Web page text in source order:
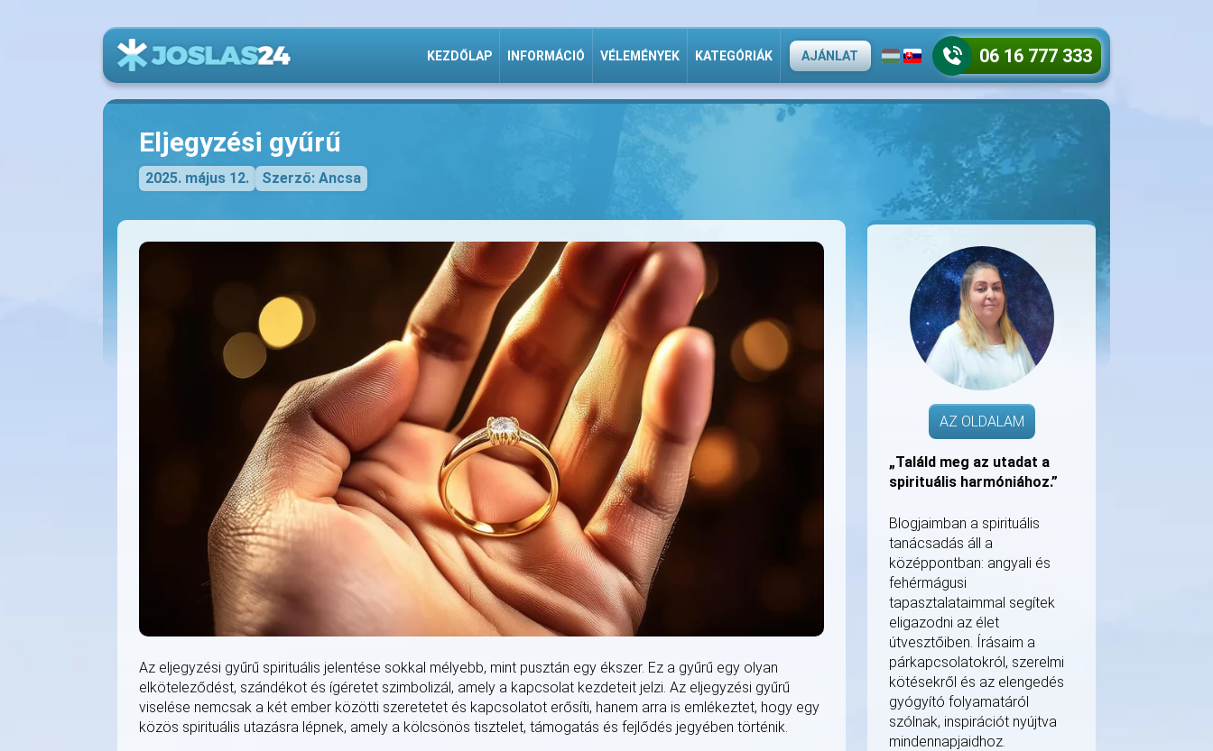
KEZDŐLAP INFORMÁCIÓ VÉLEMÉNYEK KATEGÓRIÁK AJÁNLAT 06 16 777 333
Eljegyzési gyűrű
2025. május 12. Szerző: Ancsa
Az eljegyzési gyűrű spirituális jelentése sokkal mélyebb, mint pusztán egy ékszer. Ez a gyűrű egy olyan
elköteleződést, szándékot és ígéretet szimbolizál, amely a kapcsolat kezdeteit jelzi. Az eljegyzési gyűrű
viselése nemcsak a két ember közötti szeretetet és kapcsolatot erősíti, hanem arra is emlékeztet, hogy egy
közös spirituális utazásra lépnek, amely a kölcsönös tisztelet, támogatás és fejlődés jegyében történik.
AZ OLDALAM
„Találd meg az utadat a
spirituális harmóniához.”
Blogjaimban a spirituális
tanácsadás áll a
középpontban: angyali és
fehérmágusi
tapasztalataimmal segítek
eligazodni az élet
útvesztőiben. Írásaim a
párkapcsolatokról, szerelmi
kötésekről és az elengedés
gyógyító folyamatáról
szólnak, inspirációt nyújtva
mindennapjaidhoz.